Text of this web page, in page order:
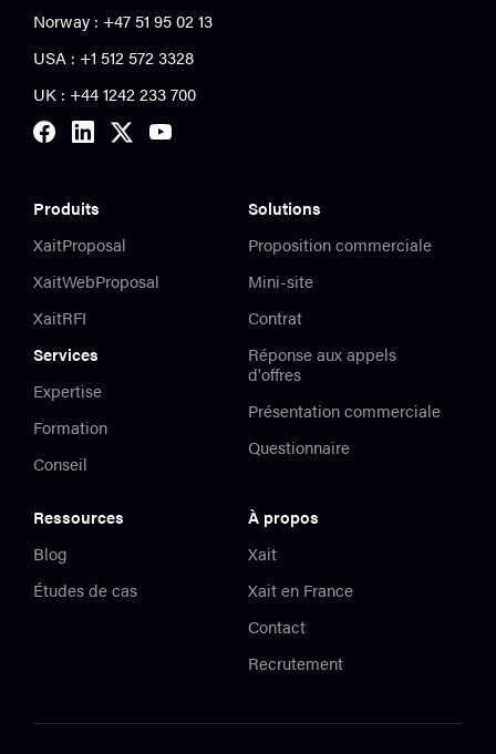
Norway : +47 51 95 02 13
USA : +1 512 572 3328
UK : +44 1242 233 700
Produits
XaitProposal
XaitWebProposal
XaitRFI
Services
Expertise
Formation
Conseil
Solutions
Proposition commerciale
Mini-site
Contrat
Réponse aux appels
d'offres
Présentation commerciale
Questionnaire
Ressources
Blog
Études de cas
À propos
Xait
Xait en France
Contact
Recrutement